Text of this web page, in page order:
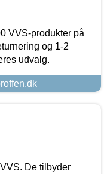
VVS-produkter på
og 1-2
udvalg.
De tilbyder